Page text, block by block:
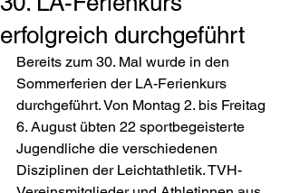
erfolgreich durchgeführt
Bereits zum 30. Mal wurde in den
Sommerferien der LA-Ferienkurs
durchgeführt. Von Montag 2. bis Freitag
6. August übten 22 sportbegeisterte
Jugendliche die verschiedenen
Disziplinen der Leichtathletik. TVH-